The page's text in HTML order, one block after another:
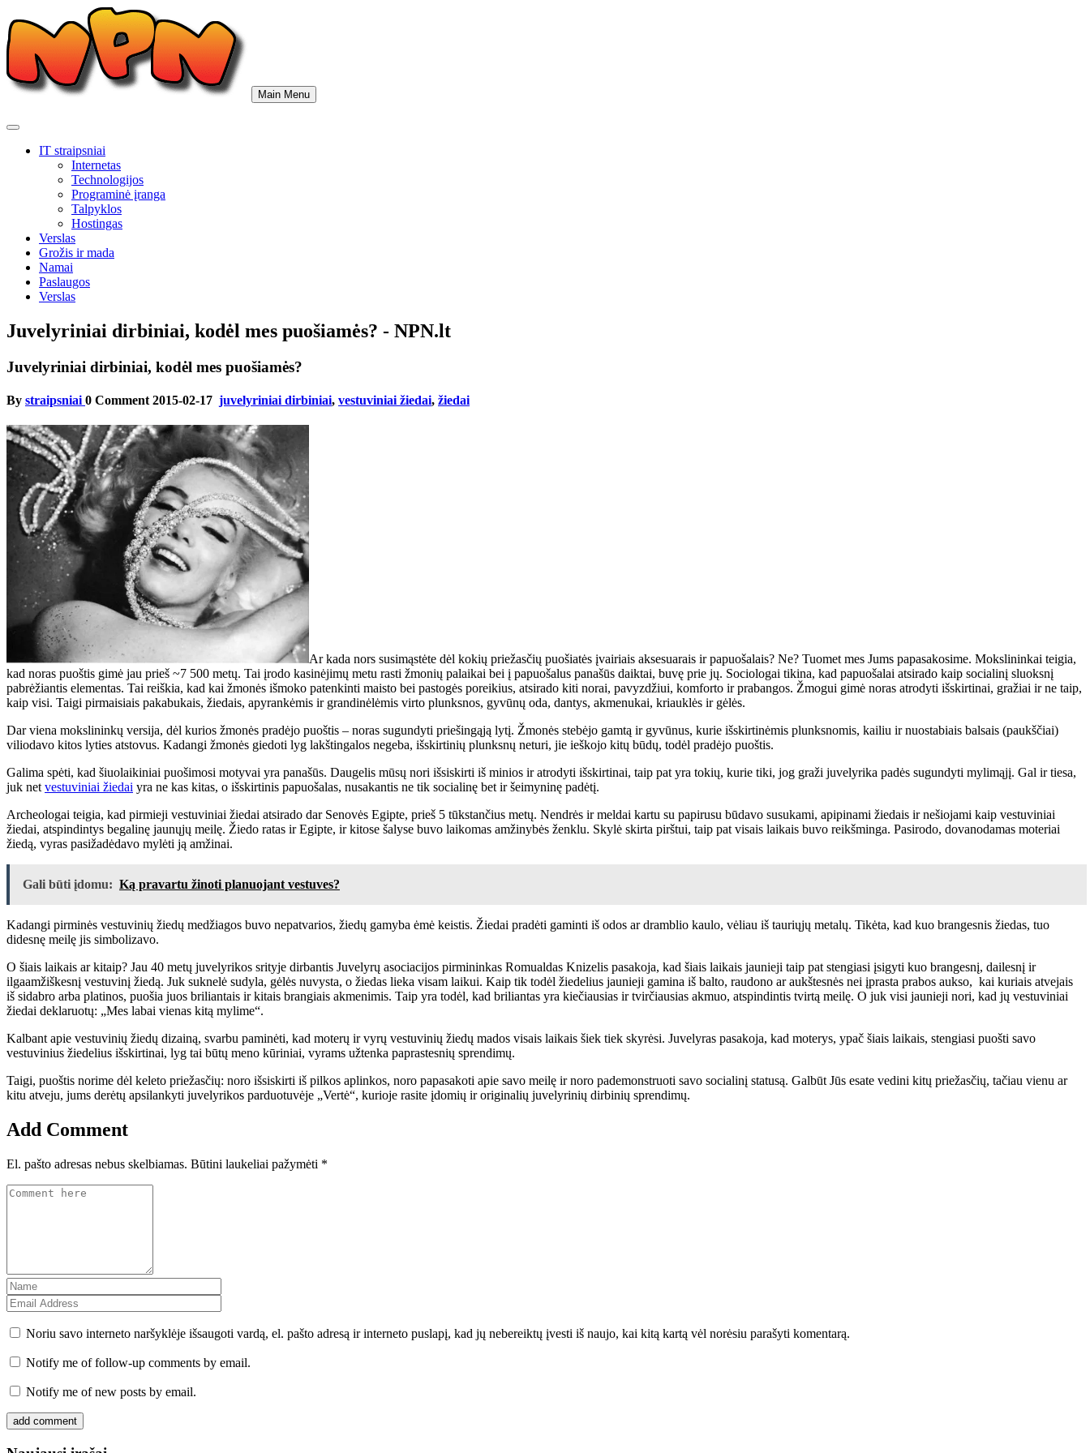
to
content
Main Menu
IT straipsniai
Internetas
Technologijos
Programinė įranga
Talpyklos
Hostingas
Verslas
Grožis ir mada
Namai
Paslaugos
Verslas
Juvelyriniai dirbiniai, kodėl mes puošiamės? - NPN.lt
Juvelyriniai dirbiniai, kodėl mes puošiamės?
By straipsniai 0 Comment 2015-02-17 juvelyriniai dirbiniai, vestuviniai žiedai, žiedai
Ar kada nors susimąstėte dėl kokių priežasčių puošiatės įvairiais aksesuarais ir papuošalais? Ne? Tuomet mes Jums papasakosime. Mokslininkai teigia,
kad noras puoštis gimė jau prieš ~7 500 metų. Tai įrodo kasinėjimų metu rasti žmonių palaikai bei į papuošalus panašūs daiktai, buvę prie jų. Sociologai tikina, kad papuošalai atsirado kaip socialinį sluoksnį
pabrėžiantis elementas. Tai reiškia, kad kai žmonės išmoko patenkinti maisto bei pastogės poreikius, atsirado kiti norai, pavyzdžiui, komforto ir prabangos. Žmogui gimė noras atrodyti išskirtinai, gražiai ir ne taip,
kaip visi. Taigi pirmaisiais pakabukais, žiedais, apyrankėmis ir grandinėlėmis virto plunksnos, gyvūnų oda, dantys, akmenukai, kriauklės ir gėlės.
Dar viena mokslininkų versija, dėl kurios žmonės pradėjo puoštis – noras sugundyti priešingąją lytį. Žmonės stebėjo gamtą ir gyvūnus, kurie išskirtinėmis plunksnomis, kailiu ir nuostabiais balsais (paukščiai)
viliodavo kitos lyties atstovus. Kadangi žmonės giedoti lyg lakštingalos negeba, išskirtinių plunksnų neturi, jie ieškojo kitų būdų, todėl pradėjo puoštis.
Galima spėti, kad šiuolaikiniai puošimosi motyvai yra panašūs. Daugelis mūsų nori išsiskirti iš minios ir atrodyti išskirtinai, taip pat yra tokių, kurie tiki, jog graži juvelyrika padės sugundyti mylimąjį. Gal ir tiesa,
juk net vestuviniai žiedai yra ne kas kitas, o išskirtinis papuošalas, nusakantis ne tik socialinę bet ir šeimyninę padėtį.
Archeologai teigia, kad pirmieji vestuviniai žiedai atsirado dar Senovės Egipte, prieš 5 tūkstančius metų. Nendrės ir meldai kartu su papirusu būdavo susukami, apipinami žiedais ir nešiojami kaip vestuviniai
žiedai, atspindintys begalinę jaunųjų meilę. Žiedo ratas ir Egipte, ir kitose šalyse buvo laikomas amžinybės ženklu. Skylė skirta pirštui, taip pat visais laikais buvo reikšminga. Pasirodo, dovanodamas moteriai
žiedą, vyras pasižadėdavo mylėti ją amžinai.
Gali būti įdomu: Ką pravartu žinoti planuojant vestuves?
Kadangi pirminės vestuvinių žiedų medžiagos buvo nepatvarios, žiedų gamyba ėmė keistis. Žiedai pradėti gaminti iš odos ar dramblio kaulo, vėliau iš tauriųjų metalų. Tikėta, kad kuo brangesnis žiedas, tuo
didesnę meilę jis simbolizavo.
O šiais laikais ar kitaip? Jau 40 metų juvelyrikos srityje dirbantis Juvelyrų asociacijos pirmininkas Romualdas Knizelis pasakoja, kad šiais laikais jaunieji taip pat stengiasi įsigyti kuo brangesnį, dailesnį ir
ilgaamžiškesnį vestuvinį žiedą. Juk suknelė sudyla, gėlės nuvysta, o žiedas lieka visam laikui. Kaip tik todėl žiedelius jaunieji gamina iš balto, raudono ar aukštesnės nei įprasta prabos aukso, kai kuriais atvejais
iš sidabro arba platinos, puošia juos briliantais ir kitais brangiais akmenimis. Taip yra todėl, kad briliantas yra kiečiausias ir tvirčiausias akmuo, atspindintis tvirtą meilę. O juk visi jaunieji nori, kad jų vestuviniai
žiedai deklaruotų: „Mes labai vienas kitą mylime“.
Kalbant apie vestuvinių žiedų dizainą, svarbu paminėti, kad moterų ir vyrų vestuvinių žiedų mados visais laikais šiek tiek skyrėsi. Juvelyras pasakoja, kad moterys, ypač šiais laikais, stengiasi puošti savo
vestuvinius žiedelius išskirtinai, lyg tai būtų meno kūriniai, vyrams užtenka paprastesnių sprendimų.
Taigi, puoštis norime dėl keleto priežasčių: noro išsiskirti iš pilkos aplinkos, noro papasakoti apie savo meilę ir noro pademonstruoti savo socialinį statusą. Galbūt Jūs esate vedini kitų priežasčių, tačiau vienu ar
kitu atveju, jums derėtų apsilankyti juvelyrikos parduotuvėje „Vertė“, kurioje rasite įdomių ir originalių juvelyrinių dirbinių sprendimų.
Add Comment
El. pašto adresas nebus skelbiamas. Būtini laukeliai pažymėti *
Noriu savo interneto naršyklėje išsaugoti vardą, el. pašto adresą ir interneto puslapį, kad jų nebereiktų įvesti iš naujo, kai kitą kartą vėl norėsiu parašyti komentarą.
Notify me of follow-up comments by email.
Notify me of new posts by email.